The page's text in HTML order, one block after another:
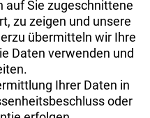
für E-Bikes //
MR9-E, 60 Lux, LED
auf Sie zugeschnittene
zu zeigen und unsere
übermitteln wir Ihre
Daten verwenden und
Ihrer Daten in
oder